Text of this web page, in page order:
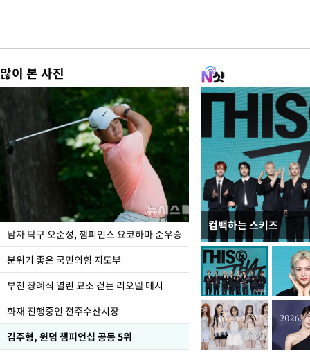
많이 본 사진
남자 탁구 오준성, 챔피언스 요코하마 준우승
분위기 좋은 국민의힘 지도부
부친 장례식 열린 묘소 걷는 리오넬 메시
화재 진행중인 전주수산시장
김주형, 윈덤 챔피언십 공동 5위
컴백하는 스키즈
한-미, UFS연합연습